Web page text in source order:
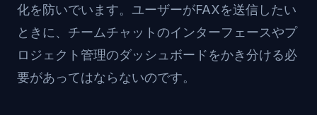
化を防いでいます。ユーザーがFAXを送信したい
ときに、チームチャットのインターフェースやプ
ロジェクト管理のダッシュボードをかき分ける必
要があってはならないのです。